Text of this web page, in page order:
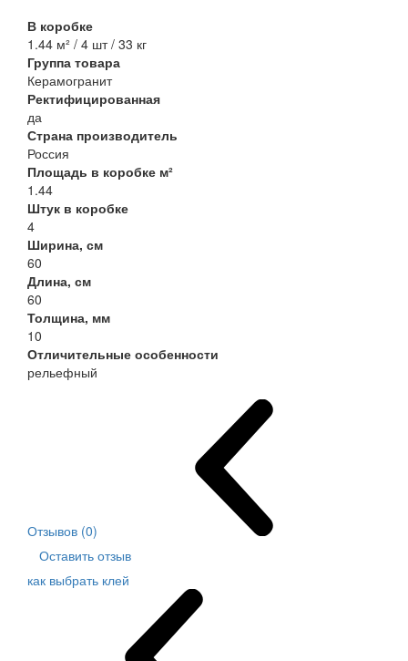
В коробке
1.44 м² / 4 шт / 33 кг
Группа товара
Керамогранит
Ректифицированная
да
Страна производитель
Россия
Площадь в коробке м²
1.44
Штук в коробке
4
Ширина, см
60
Длина, см
60
Толщина, мм
10
Отличительные особенности
рельефный
Отзывов (0)
Оставить отзыв
как выбрать клей